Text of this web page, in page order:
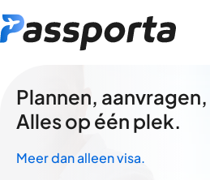
Plannen,
Alles op één plek.
Meer dan alleen visa.